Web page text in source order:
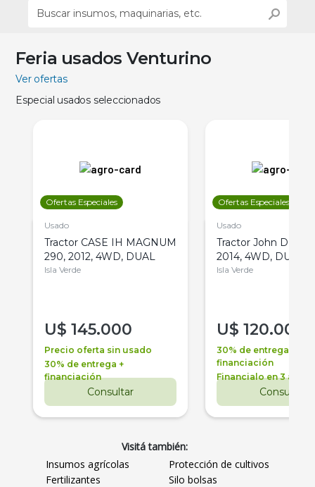
Feria usados Venturino
Ver ofertas
Especial usados seleccionados
Ofertas Especiales
Usado
Tractor CASE IH MAGNUM
290, 2012, 4WD, DUAL
Isla Verde
U$ 145.000
Precio oferta sin usado
30% de entrega +
financiación
Consultar
Ofertas Especiales
Usado
Tractor John Deere
2014, 4WD, DUAL
Isla Verde
U$ 120.000
30% de entrega +
financiación
Financialo en 3 años
Consultar
Visitá también:
Insumos agrícolas
Protección de cultivos
Fertilizantes
Silo bolsas